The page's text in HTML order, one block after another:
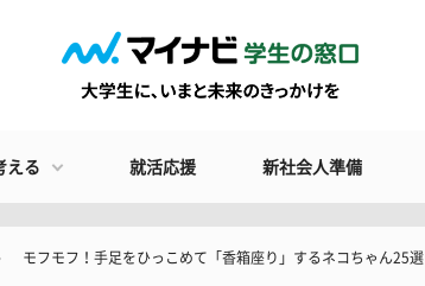
える 就活応援 新社会人準備
モフモフ！手足をひっこめて「香箱座り」するネコちゃん25選